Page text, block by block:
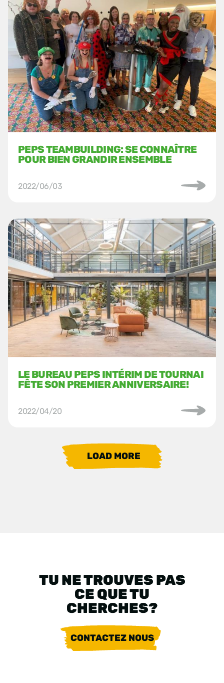
PEPS TEAMBUILDING: SE CONNAÎTRE
POUR BIEN GRANDIR ENSEMBLE
2022/06/03
LE BUREAU PEPS INTÉRIM DE TOURNAI
FÊTE SON PREMIER ANNIVERSAIRE!
2022/04/20
LOAD MORE
TU NE TROUVES PAS
CE QUE TU
CHERCHES?
CONTACTEZ NOUS